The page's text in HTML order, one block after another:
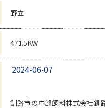
野立
471.5KW
2024-06-07
釧路市の中部飼料株式会社釧